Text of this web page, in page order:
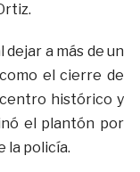
a más de un
el cierre de
histórico y
el plantón por
la policía.